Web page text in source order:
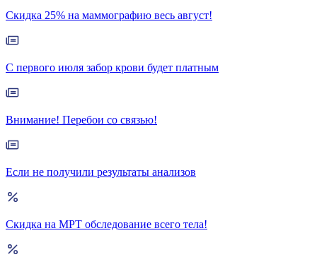
Скидка 25% на маммографию весь август!
С первого июля забор крови будет платным
Внимание! Перебои со связью!
Если не получили результаты анализов
Скидка на МРТ обследование всего тела!